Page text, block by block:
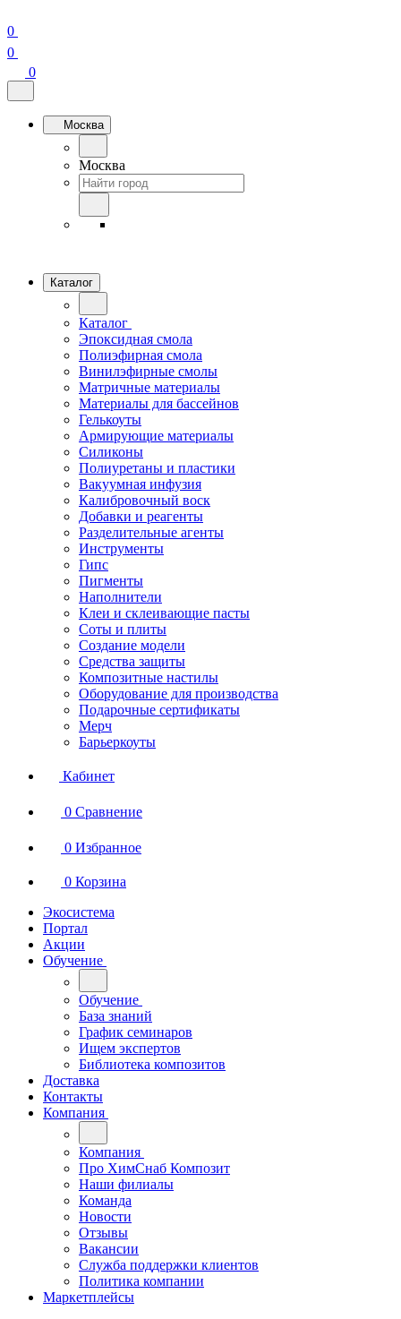
0
0
0
Москва
Москва
Каталог
Каталог
Эпоксидная смола
Полиэфирная смола
Винилэфирные смолы
Матричные материалы
Материалы для бассейнов
Гелькоуты
Армирующие материалы
Силиконы
Полиуретаны и пластики
Вакуумная инфузия
Калибровочный воск
Добавки и реагенты
Разделительные агенты
Инструменты
Гипс
Пигменты
Наполнители
Клеи и склеивающие пасты
Соты и плиты
Создание модели
Средства защиты
Композитные настилы
Оборудование для производства
Подарочные сертификаты
Мерч
Барьеркоуты
Кабинет
0 Сравнение
0 Избранное
0 Корзина
Экосистема
Портал
Акции
Обучение
Обучение
База знаний
График семинаров
Ищем экспертов
Библиотека композитов
Доставка
Контакты
Компания
Компания
Про ХимСнаб Композит
Наши филиалы
Команда
Новости
Отзывы
Вакансии
Служба поддержки клиентов
Политика компании
Маркетплейсы